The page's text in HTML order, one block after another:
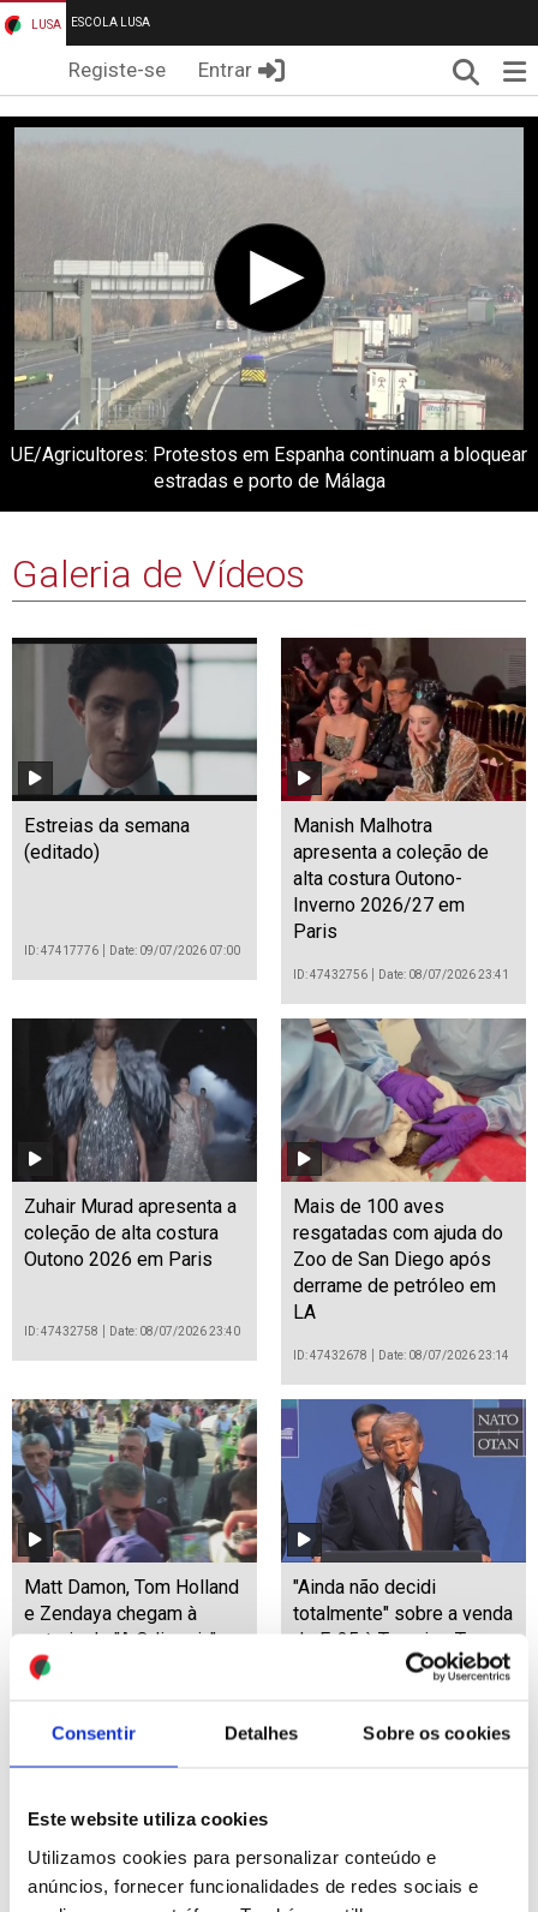
Consentir Detalhes Sobre os cookies
Este website utiliza cookies
Utilizamos cookies para personalizar conteúdo e
anúncios, fornecer funcionalidades de redes sociais e
LUSA ESCOLA LUSA
Registe-se Entrar
UE/Agricultores: Protestos em Espanha continuam a bloquear
estradas e porto de Málaga
Galeria de Vídeos
Estreias da semana
(editado)
ID: 47417776 Date: 09/07/2026 07:00
Manish Malhotra
apresenta a coleção de
alta costura Outono-
Inverno 2026/27 em
Paris
ID: 47432756 Date: 08/07/2026 23:41
Zuhair Murad apresenta a
coleção de alta costura
Outono 2026 em Paris
ID: 47432758 Date: 08/07/2026 23:40
Mais de 100 aves
resgatadas com ajuda do
Zoo de San Diego após
derrame de petróleo em
LA
ID: 47432678 Date: 08/07/2026 23:14
Matt Damon, Tom Holland
e Zendaya chegam à
estreia de "A Odisseia"
em Paris
"Ainda não decidi
totalmente" sobre a venda
de F-35 à Turquia - Trump